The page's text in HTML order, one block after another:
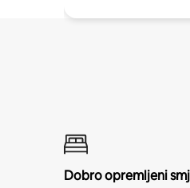
Dobro opremljeni